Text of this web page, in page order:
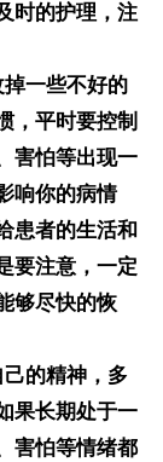
时的护理，注
一些不好的
，平时要控制
害怕等出现一
响你的病情
患者的生活和
要注意，一定
够尽快的恢
的精神，多
果长期处于一
害怕等情绪都